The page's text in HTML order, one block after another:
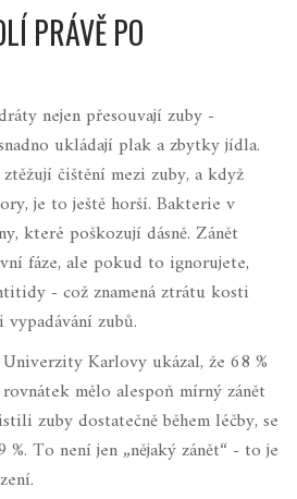
PRÁVĚ PO
nejen přesouvají zuby -
ukládají plak a zbytky jídla.
čištění mezi zuby, a když
je to ještě horší. Bakterie v
které poškozují dásně. Zánět
fáze, ale pokud to ignorujete,
- což znamená ztrátu kosti
zubů.
Karlovy ukázal, že 68 %
mělo alespoň mírný zánět
zuby dostatečně během léčby, se
To není jen „nějaký zánět“ - to je